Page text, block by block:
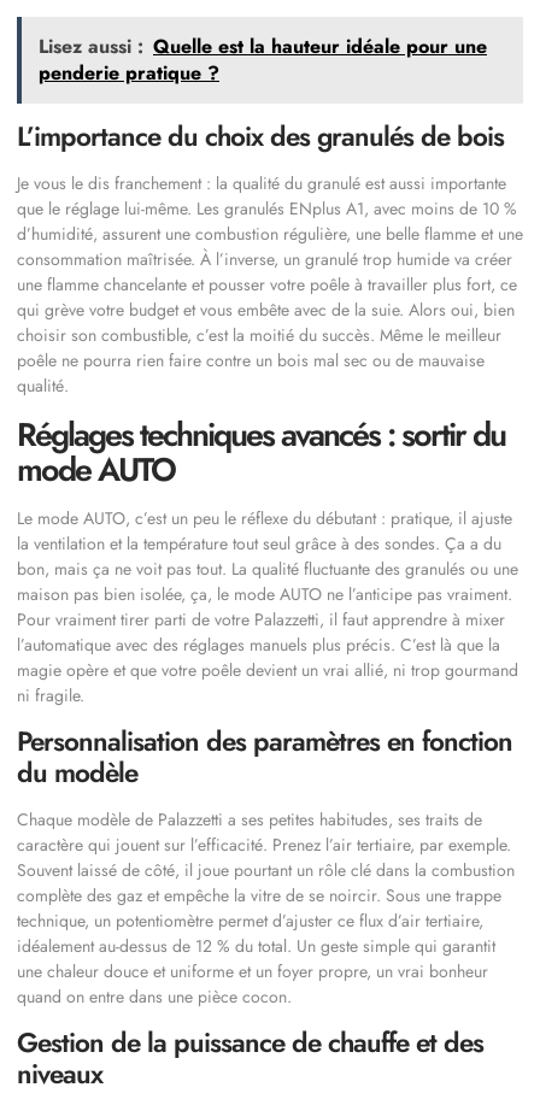
Lisez aussi : Quelle est la hauteur idéale pour une
penderie pratique ?
L’importance du choix des granulés de bois
Je vous le dis franchement : la qualité du granulé est aussi importante
que le réglage lui-même. Les granulés ENplus A1, avec moins de 10 %
d’humidité, assurent une combustion régulière, une belle flamme et une
consommation maîtrisée. À l’inverse, un granulé trop humide va créer
une flamme chancelante et pousser votre poêle à travailler plus fort, ce
qui grève votre budget et vous embête avec de la suie. Alors oui, bien
choisir son combustible, c’est la moitié du succès. Même le meilleur
poêle ne pourra rien faire contre un bois mal sec ou de mauvaise
qualité.
Réglages techniques avancés : sortir du
mode AUTO
Le mode AUTO, c’est un peu le réflexe du débutant : pratique, il ajuste
la ventilation et la température tout seul grâce à des sondes. Ça a du
bon, mais ça ne voit pas tout. La qualité fluctuante des granulés ou une
maison pas bien isolée, ça, le mode AUTO ne l’anticipe pas vraiment.
Pour vraiment tirer parti de votre Palazzetti, il faut apprendre à mixer
l’automatique avec des réglages manuels plus précis. C’est là que la
magie opère et que votre poêle devient un vrai allié, ni trop gourmand
ni fragile.
Personnalisation des paramètres en fonction
du modèle
Chaque modèle de Palazzetti a ses petites habitudes, ses traits de
caractère qui jouent sur l’efficacité. Prenez l’air tertiaire, par exemple.
Souvent laissé de côté, il joue pourtant un rôle clé dans la combustion
complète des gaz et empêche la vitre de se noircir. Sous une trappe
technique, un potentiomètre permet d’ajuster ce flux d’air tertiaire,
idéalement au-dessus de 12 % du total. Un geste simple qui garantit
une chaleur douce et uniforme et un foyer propre, un vrai bonheur
quand on entre dans une pièce cocon.
Gestion de la puissance de chauffe et des
niveaux